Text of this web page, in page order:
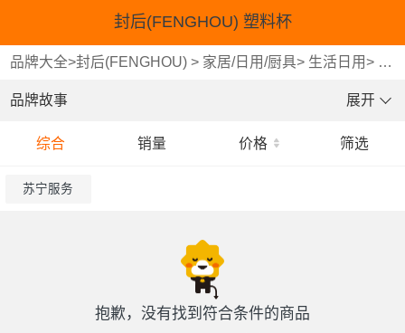
封后(FENGHOU) 塑料杯
品牌大全>封后(FENGHOU) > 家居/日用/厨具> 生活日用> 塑
品牌故事 展开
综合 销量 价格 筛选
苏宁服务
抱歉，没有找到符合条件的商品